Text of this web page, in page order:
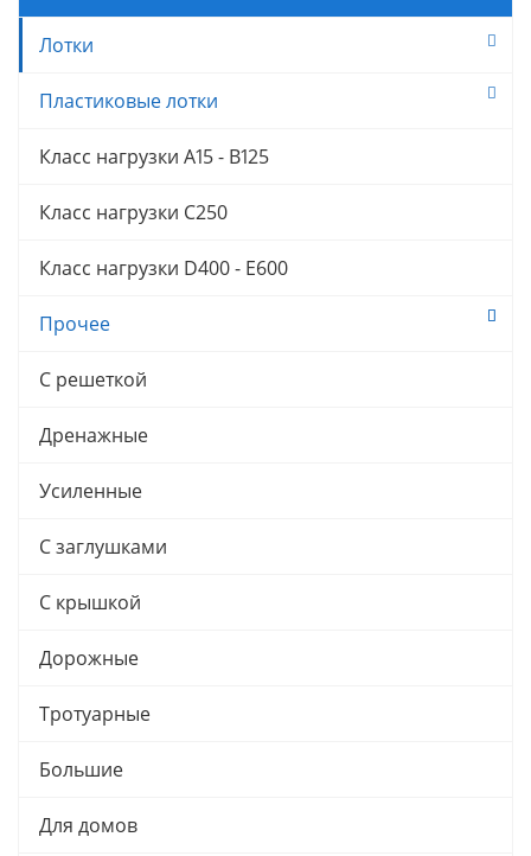
Лотки
Пластиковые лотки
Класс нагрузки A15 - B125
Класс нагрузки C250
Класс нагрузки D400 - E600
Прочее
С решеткой
Дренажные
Усиленные
С заглушками
С крышкой
Дорожные
Тротуарные
Большие
Для домов